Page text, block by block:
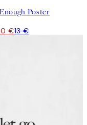
Poster
€13 €